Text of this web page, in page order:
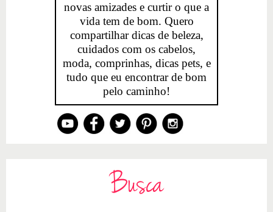
novas amizades e curtir o que a
vida tem de bom. Quero
compartilhar dicas de beleza,
cuidados com os cabelos,
moda, comprinhas, dicas pets, e
tudo que eu encontrar de bom
pelo caminho!
Busca